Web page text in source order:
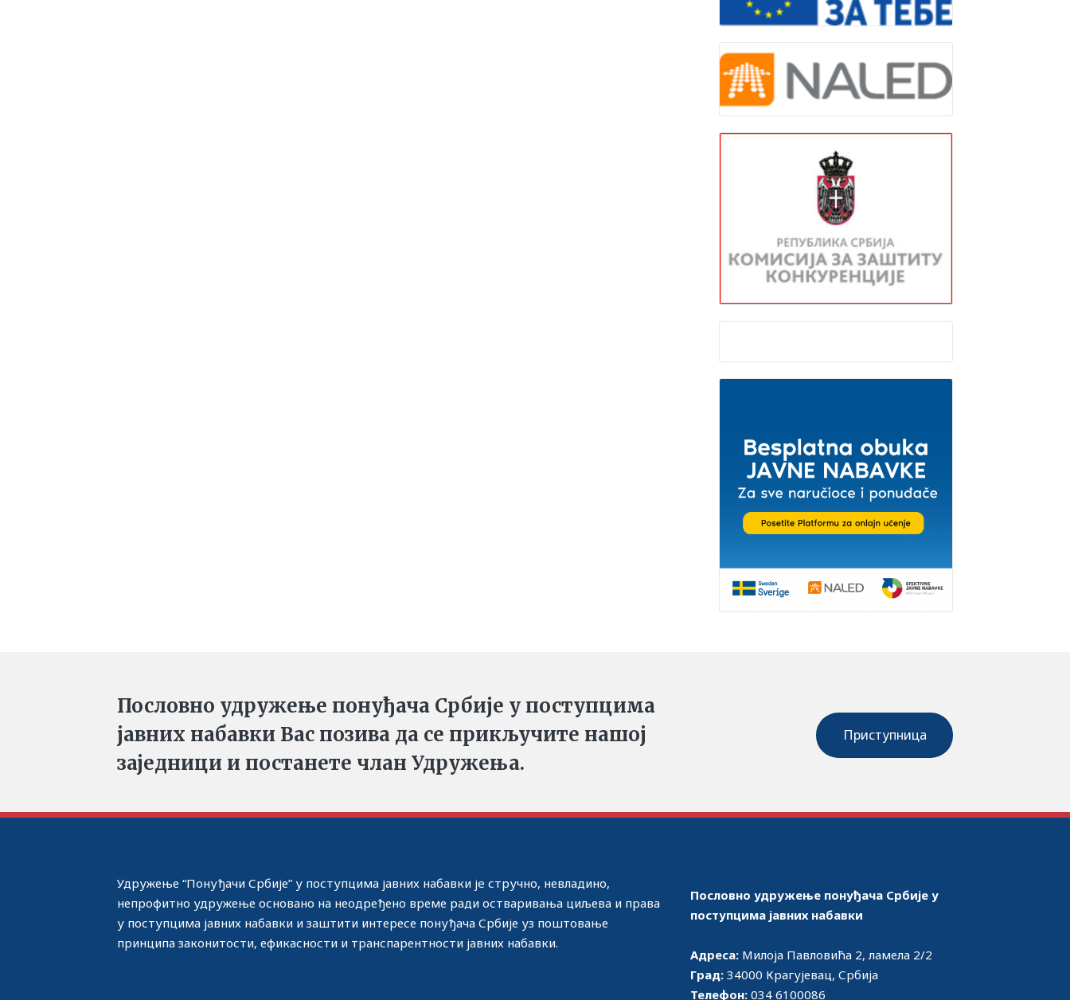
Пословно удружење понуђача Србије у поступцима
јавних набавки Вас позива да се прикључите нашој
заједници и постанете члан Удружења.
Приступница
Удружење “Понуђачи Србије” у поступцима јавних набавки јe стручно, невладино,
непрофитно удружење основано на неодређено време ради остваривања циљева и права
у поступцима јавних набавки и заштити интересе понуђача Србије уз поштовање
принципа законитости, ефикасности и транспарентности јавних набавки.
Пословно удружење понуђача Србије у
поступцима јавних набавки
Адреса: Милоја Павловића 2, ламела 2/2
Град: 34000 Крагујевац, Србија
Телефон: 034 6100086